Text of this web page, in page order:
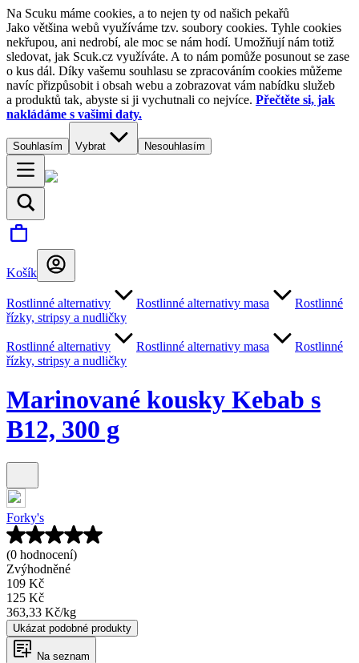
Na Scuku máme cookies, a to nejen ty od našich pekařů
Jako většina webů využíváme tzv. soubory cookies. Tyhle cookies
nekřupou, ani nedrobí, ale moc se nám hodí. Umožňují nám totiž
sledovat, jak Scuk.cz využíváte. A to nám pomůže posunout se zase
o kus dál. Díky vašemu souhlasu se zpracováním cookies můžeme
navíc přizpůsobit i obsah webu a zobrazovat vám nabídku služeb
a produktů tak, abyste si ji vychutnali co nejvíce. Přečtěte si, jak
nakládáme s vašimi daty.
Souhlasím Vybrat Nesouhlasím
Košík
Rostlinné alternativy Rostlinné alternativy masa
Rostlinné
řízky, stripsy a nudličky
Rostlinné alternativy Rostlinné alternativy masa
Rostlinné
řízky, stripsy a nudličky
Marinované kousky Kebab s
B12, 300 g
Forky's
(0 hodnocení)
Zvýhodněné
109 Kč
125 Kč
363,33 Kč/kg
Ukázat podobné produkty
Na seznam